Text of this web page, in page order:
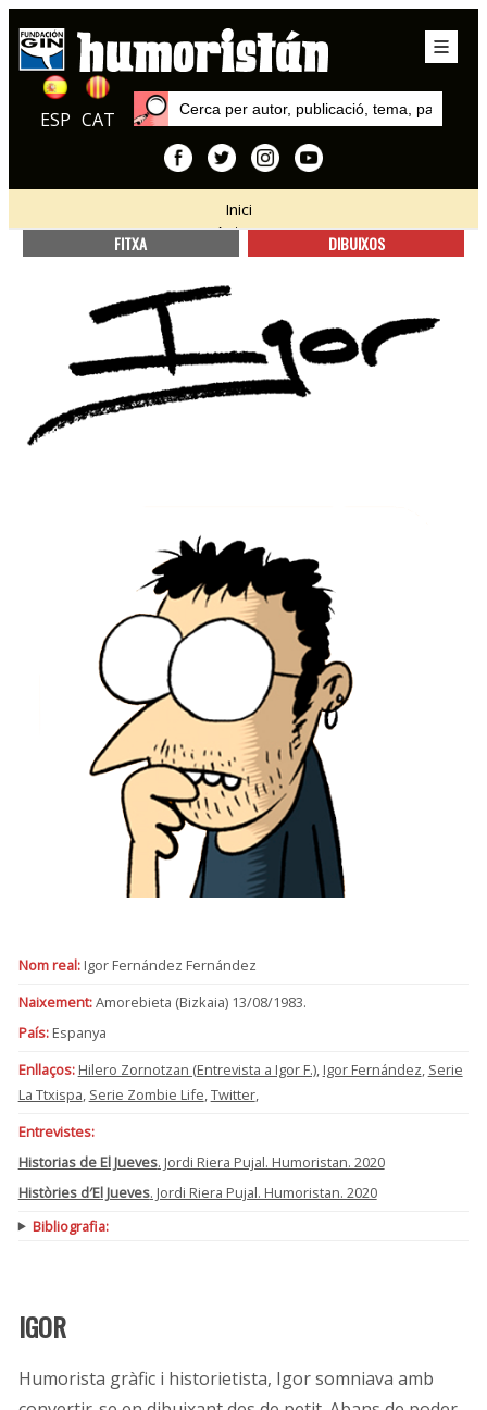
ESP CAT
Inici
Autors
FITXA DIBUIXOS
Nom real:Igor Fernández Fernández
Naixement:Amorebieta (Bizkaia) 13/08/1983.
País:Espanya
Enllaços: Hilero Zornotzan (Entrevista a Igor F.), Igor Fernández, Serie
La Ttxispa, Serie Zombie Life,Twitter,
Entrevistes:
Historias de El Jueves. Jordi Riera Pujal. Humoristan. 2020
Històries d′El Jueves. Jordi Riera Pujal. Humoristan. 2020
Bibliografia:
IGOR
Humorista gràfic i historietista, Igor somniava amb